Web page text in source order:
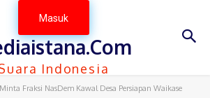
Masuk
Indonesia
Fraksi NasDem Kawal Desa Persiapan Waikase